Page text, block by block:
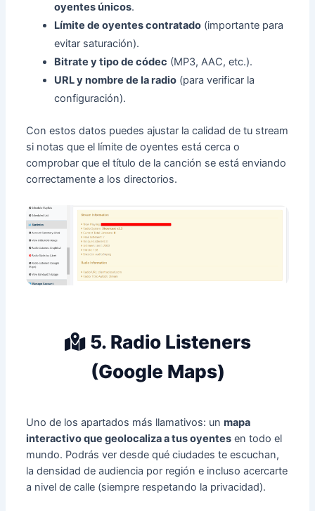
oyentes únicos.
Límite de oyentes contratado (importante para
evitar saturación).
Bitrate y tipo de códec (MP3, AAC, etc.).
URL y nombre de la radio (para verificar la
configuración).
Con estos datos puedes ajustar la calidad de tu stream
si notas que el límite de oyentes está cerca o
comprobar que el título de la canción se está enviando
correctamente a los directorios.
5. Radio Listeners
(Google Maps)
Uno de los apartados más llamativos: unmapa
interactivo que geolocaliza a tus oyentes en todo el
mundo. Podrás ver desde qué ciudades te escuchan,
la densidad de audiencia por región e incluso acercarte
a nivel de calle (siempre respetando la privacidad).